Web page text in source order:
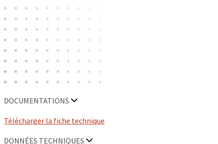
DOCUMENTATIONS
Télécharger la fiche technique
DONNÉES TECHNIQUES